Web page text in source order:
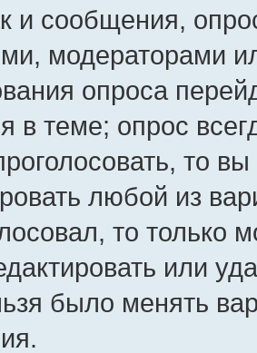
и сообщения,
модераторами
опроса
в теме; опрос
то
любой из
то только
или
было менять